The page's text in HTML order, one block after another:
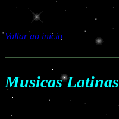
Voltar ao inicio
Musicas Latinas